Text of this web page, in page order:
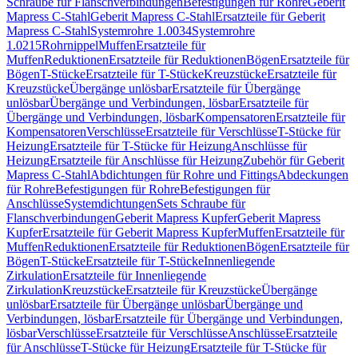
Mapress C-StahlGeberit Mapress C-StahlErsatzteile für Geberit
Mapress C-StahlSystemrohre 1.0034Systemrohre
1.0215RohrnippelMuffenErsatzteile für
MuffenReduktionenErsatzteile für ReduktionenBögenErsatzteile für
BögenT-StückeErsatzteile für T-StückeKreuzstückeErsatzteile für
KreuzstückeÜbergänge unlösbarErsatzteile für Übergänge
unlösbarÜbergänge und Verbindungen, lösbarErsatzteile für
Übergänge und Verbindungen, lösbarKompensatorenErsatzteile für
KompensatorenVerschlüsseErsatzteile für VerschlüsseT-Stücke für
HeizungErsatzteile für T-Stücke für HeizungAnschlüsse für
HeizungErsatzteile für Anschlüsse für HeizungZubehör für Geberit
Mapress C-StahlAbdichtungen für Rohre und FittingsAbdeckungen
für RohreBefestigungen für RohreBefestigungen für
AnschlüsseSystemdichtungenSets Schraube für
FlanschverbindungenGeberit Mapress KupferGeberit Mapress
KupferErsatzteile für Geberit Mapress KupferMuffenErsatzteile für
MuffenReduktionenErsatzteile für ReduktionenBögenErsatzteile für
BögenT-StückeErsatzteile für T-StückeInnenliegende
ZirkulationErsatzteile für Innenliegende
ZirkulationKreuzstückeErsatzteile für KreuzstückeÜbergänge
unlösbarErsatzteile für Übergänge unlösbarÜbergänge und
Verbindungen, lösbarErsatzteile für Übergänge und Verbindungen,
lösbarVerschlüsseErsatzteile für VerschlüsseAnschlüsseErsatzteile
für AnschlüsseT-Stücke für HeizungErsatzteile für T-Stücke für